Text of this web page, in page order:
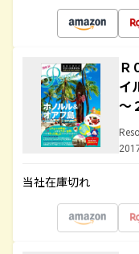
Ｒ
イ
～
当社在庫切れ